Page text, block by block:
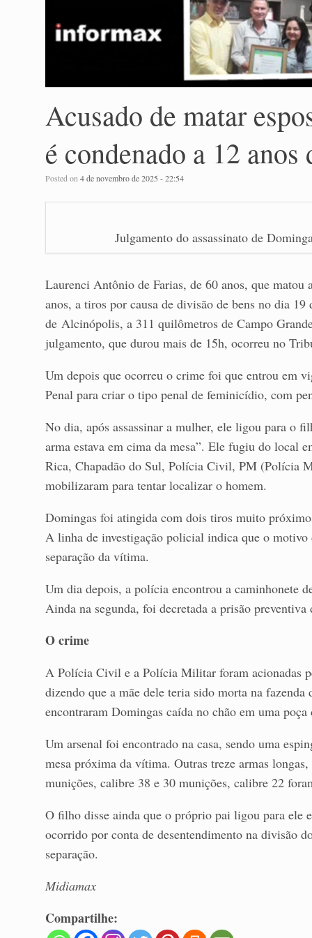
Acusado de matar
é condenado a 12 anos
Posted on4 de novembro de 2025 - 22:54
Julgamento do assassinato de
Laurenci Antônio de Farias, de 60 anos, que matou
anos, a tiros por causa de divisão de bens no dia
de Alcinópolis, a 311 quilômetros de Campo
julgamento, que durou mais de 15h, ocorreu no
Um depois que ocorreu o crime foi que entrou em
Penal para criar o tipo penal de feminicídio, com
No dia, após assassinar a mulher, ele ligou para o
arma estava em cima da mesa”. Ele fugiu do local
Rica, Chapadão do Sul, Polícia Civil, PM (Polícia
mobilizaram para tentar localizar o homem.
Domingas foi atingida com dois tiros muito
A linha de investigação policial indica que o
separação da vítima.
Um dia depois, a polícia encontrou a caminhonete
Ainda na segunda, foi decretada a prisão
O crime
A Polícia Civil e a Polícia Militar foram acionadas
dizendo que a mãe dele teria sido morta na
encontraram Domingas caída no chão em uma poça
Um arsenal foi encontrado na casa, sendo uma
mesa próxima da vítima. Outras treze armas
munições, calibre 38 e 30 munições, calibre 22
O filho disse ainda que o próprio pai ligou para ele
ocorrido por conta de desentendimento na divisão
separação.
Midiamax
Compartilhe: